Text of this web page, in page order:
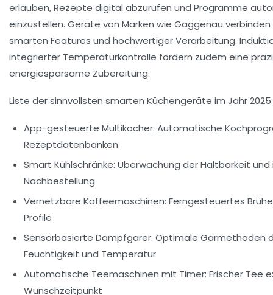
erlauben, Rezepte digital abzurufen und Programme
einzustellen. Geräte von Marken wie Gaggenau
smarten Features und hochwertiger Verarbeitung.
integrierter Temperaturkontrolle fördern zudem eine
energiesparsame Zubereitung.
Liste der sinnvollsten smarten Küchengeräte im Jahr 2025:
App-gesteuerte Multikocher: Automatische
Rezeptdatenbanken
Smart Kühlschränke: Überwachung der Haltbarkeit
Nachbestellung
Vernetzbare Kaffeemaschinen: Ferngesteuertes
Profile
Sensorbasierte Dampfgarer: Optimale Garmethoden
Feuchtigkeit und Temperatur
Automatische Teemaschinen mit Timer: Frischer Tee
Wunschzeitpunkt